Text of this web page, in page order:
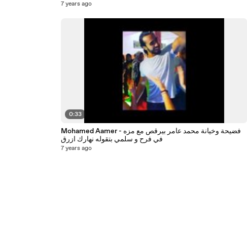
7 years ago
0:33
Mohamed Aamer - فضيحة وخيانة محمد عامر بيرقص مع مزه
في فرح و سلمي بتقوله نهارك ازرق
7 years ago